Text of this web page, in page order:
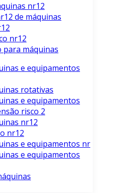
nr12
de máquinas
nr12
para máquinas
e equipamentos
rotativas
e equipamentos
risco 2
nr12
nr12
e equipamentos nr
e equipamentos